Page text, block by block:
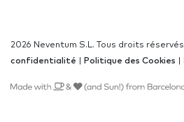
2026 Neventum S.L. Tous droits réservés
confidentialité
Politique des Cookies